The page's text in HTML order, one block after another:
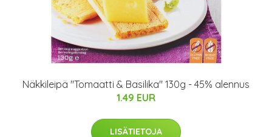
Näkkileipä "Tomaatti & Basilika" 130g - 45% alennus
1.49 EUR
LISÄTIETOJA